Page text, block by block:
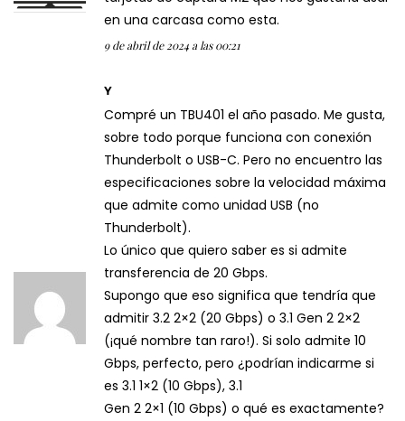
en una carcasa como esta.
9 de abril de 2024 a las 00:21
Y
Compré un TBU401 el año pasado. Me gusta,
sobre todo porque funciona con conexión
Thunderbolt o USB-C. Pero no encuentro las
especificaciones sobre la velocidad máxima
que admite como unidad USB (no
Thunderbolt).
Lo único que quiero saber es si admite
transferencia de 20 Gbps.
Supongo que eso significa que tendría que
admitir 3.2 2×2 (20 Gbps) o 3.1 Gen 2 2×2
(¡qué nombre tan raro!). Si solo admite 10
Gbps, perfecto, pero ¿podrían indicarme si
es 3.1 1×2 (10 Gbps), 3.1
Gen 2 2×1 (10 Gbps) o qué es exactamente?